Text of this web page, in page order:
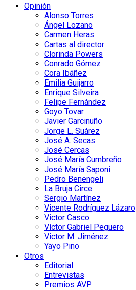
Opinión
Alonso Torres
Ángel Lozano
Carmen Heras
Cartas al director
Clorinda Powers
Conrado Gómez
Cora Ibáñez
Emilia Guijarro
Enrique Silveira
Felipe Fernández
Goyo Tovar
Javier Garcinuño
Jorge L. Suárez
José A. Secas
José Cercas
José María Cumbreño
José María Saponi
Pedro Benengeli
La Bruja Circe
Sergio Martínez
Vicente Rodríguez Lázaro
Victor Casco
Víctor Gabriel Peguero
Victor M. Jiménez
Yayo Pino
Otros
Editorial
Entrevistas
Premios AVP